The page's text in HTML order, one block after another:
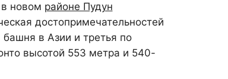
новом районе Пудун
достопримечательностей
в Азии и третья по
высотой 553 метра и 540-